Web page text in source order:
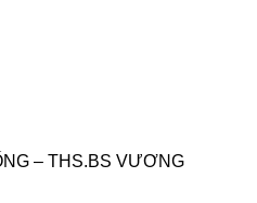
– THS.BS VƯƠNG